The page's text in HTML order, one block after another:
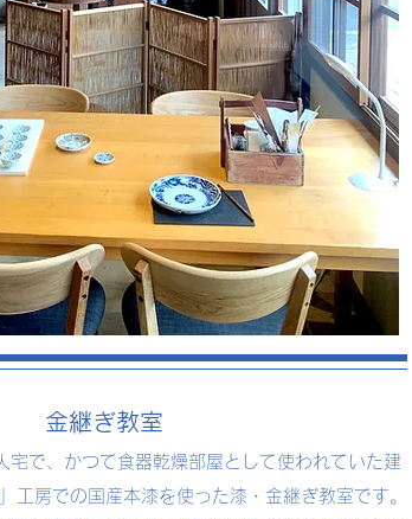
金継ぎ教室
で、かつて食器乾燥部屋として使われていた建
工房での国産本漆を使った漆・金継ぎ教室です。